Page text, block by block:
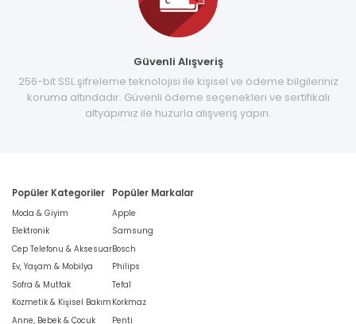
Güvenli Alışveriş
256-bit SSL şifreleme teknolojisi ile kişisel ve ödeme bilgileriniz
koruma altındadır. Güvenli ödeme seçenekleri ve sertifikalı
altyapımız ile huzurla alışveriş yapın.
Popüler Kategoriler
Moda & Giyim
Elektronik
Cep Telefonu & Aksesuar
Ev, Yaşam & Mobilya
Sofra & Mutfak
Kozmetik & Kişisel Bakım
Anne, Bebek & Çocuk
Popüler Markalar
Apple
Samsung
Bosch
Philips
Tefal
Korkmaz
Penti